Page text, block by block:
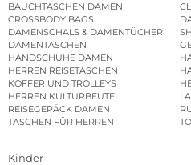
BAUCHTASCHEN DAMEN
CROSSBODY BAGS
DAMENSCHALS & DAMENTÜCHER
DAMENTASCHEN
HANDSCHUHE DAMEN
HERREN REISETASCHEN
KOFFER UND TROLLEYS
HERREN KULTURBEUTEL
REISEGEPÄCK DAMEN
TASCHEN FÜR HERREN
Kinder